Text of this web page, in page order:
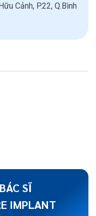
Cảnh, P.22, Q.Bình
SĨ
IMPLANT